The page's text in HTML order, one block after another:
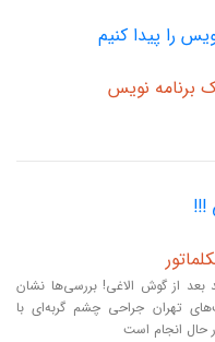
را پیدا کنیم
برنامه نویس
!!!
از گوش الاغی! بررسی‌‌ها نشان
تهران جراحی چشم گربه‌ای با